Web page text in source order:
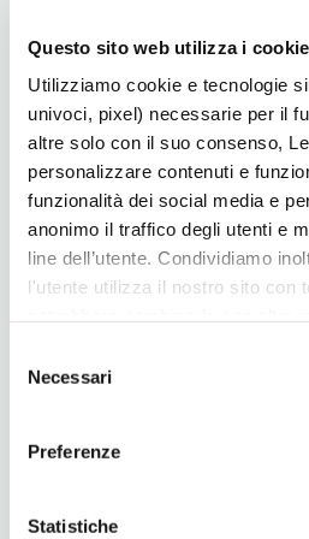
Questo sito web utilizza i cookie
Utilizziamo cookie e tecnologie
univoci, pixel) necessarie per il
altre solo con il suo consenso,
personalizzare contenuti e
funzionalità dei social media e
anonimo il traffico degli utenti e
line dell’utente. Condividiamo
l'utente utilizza il nostro sito con
loro servizi, per finalità
segmenti di pubblico per fornire
comportamenti degli utenti. Lei
a tutti i cookie di una certa
delNecessari
Preferenze
Statistiche
ORARI: martedì, giovedì, sabato e
12.30 e dalle 15.30 alle 19.30;
alle 19.30; visite guidate su
Maggiori informazioni su
Vicenza